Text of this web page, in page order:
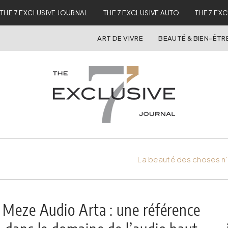
THE 7 EXCLUSIVE JOURNAL THE 7 EXCLUSIVE AUTO THE 7
ART DE VIVRE BEAUTÉ & BIEN-
La beauté des choses
Meze Audio Arta : une référence